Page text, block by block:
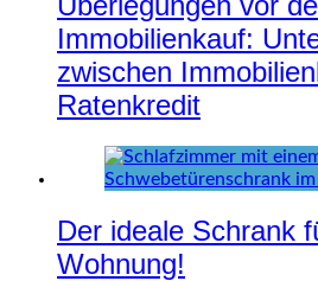
Immobilienkauf:
zwischen
Ratenkredit
Der ideale Schrank
Wohnung!